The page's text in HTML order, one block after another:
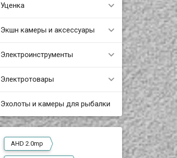
Уценка
Экшн камеры и аксессуары
Электроинструменты
Электротовары
Эхолоты и камеры для рыбалки
AHD 2.0mp